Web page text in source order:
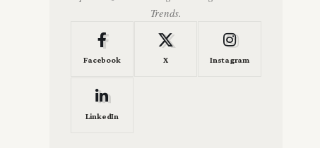
Trends.
Facebook X Instagram
LinkedIn